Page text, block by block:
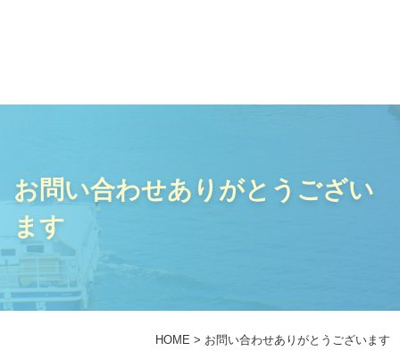
よくある質問
お問い合わせありがとうござい
ます
HOME > お問い合わせありがとうございます